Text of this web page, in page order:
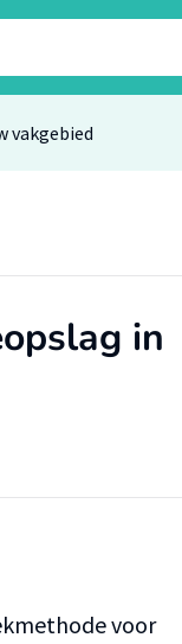
vakgebied
in
voor